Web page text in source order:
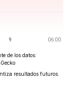
de los datos:
resultados futuros.